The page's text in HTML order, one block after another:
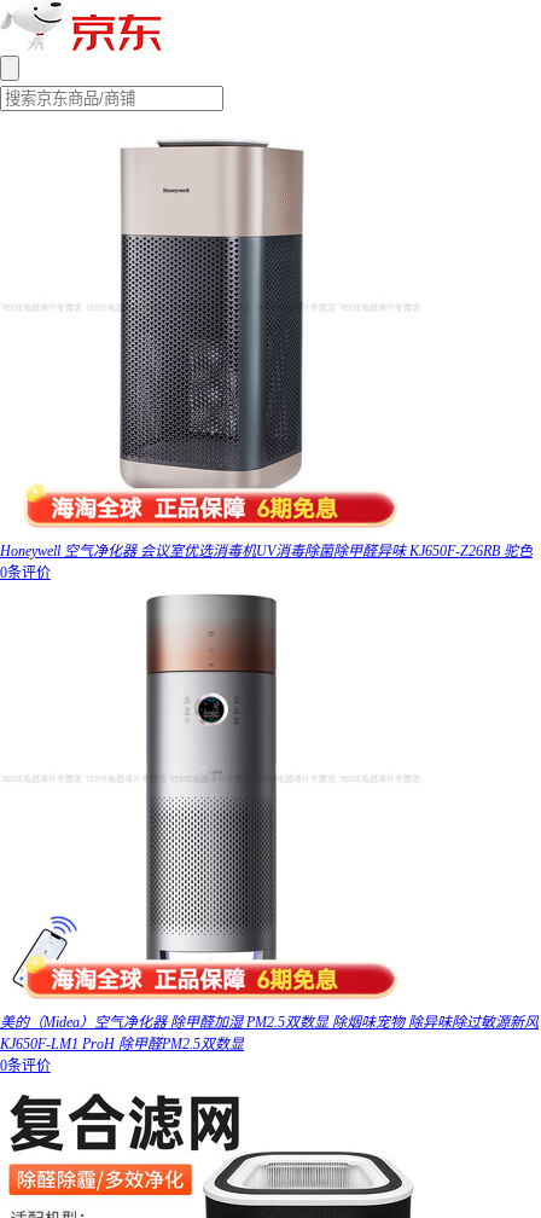
Honeywell 空气净化器 会议室优选消毒机UV消毒除菌除甲醛异味 KJ650F-Z26RB 驼色
0条评价
美的（Midea）空气净化器 除甲醛加湿 PM2.5双数显 除烟味宠物 除异味除过敏源新风
KJ650F-LM1 ProH 除甲醛PM2.5双数显
0条评价